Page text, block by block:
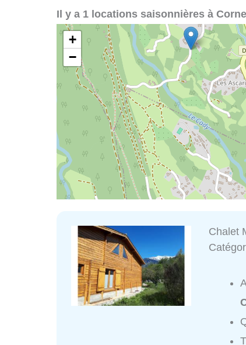
Il y a 1 locations saisonnières à
+
−
Chalet